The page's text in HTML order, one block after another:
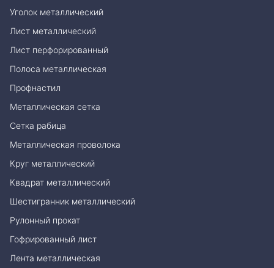
Уголок металлический
Лист металлический
Лист перфорированный
Полоса металлическая
Профнастил
Металлическая сетка
Сетка рабица
Металлическая проволока
Круг металлический
Квадрат металлический
Шестигранник металлический
Рулонный прокат
Гофрированный лист
Лента металлическая